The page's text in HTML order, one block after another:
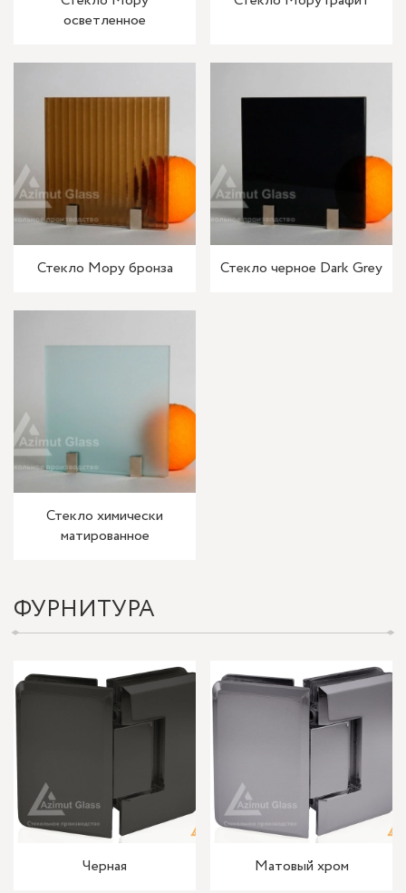
осветленное
Стекло Мору бронза Стекло черное Dark Grey
Стекло химически
матированное
ФУРНИТУРА
Черная Матовый хром